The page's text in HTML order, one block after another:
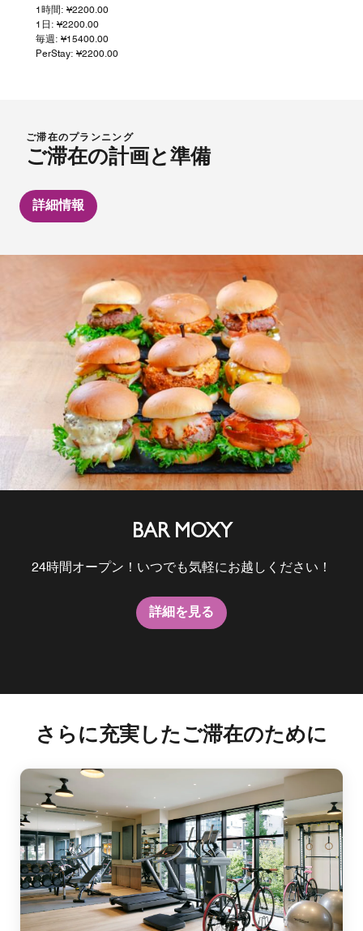
1時間: ¥2200.00
1日: ¥2200.00
毎週: ¥15400.00
PerStay: ¥2200.00
ご滞在のプランニング
ご滞在の計画と準備
詳細情報
BAR MOXY
24時間オープン！いつでも気軽にお越しください！
詳細を見る
さらに充実したご滞在のために